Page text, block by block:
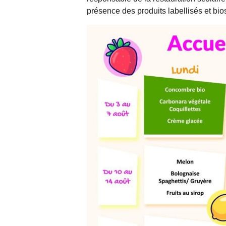
présence des produits labellisés et